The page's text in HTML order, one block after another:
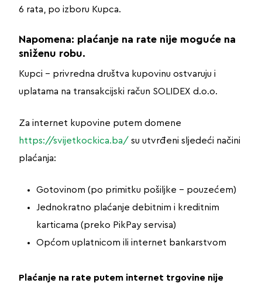
6 rata, po izboru Kupca.
Napomena: plaćanje na rate nije moguće na
sniženu robu.
Kupci – privredna društva kupovinu ostvaruju i
uplatama na transakcijski račun SOLIDEX d.o.o.
Za internet kupovine putem domene
https://svijetkockica.ba/ su utvrđeni sljedeći načini
plaćanja:
Gotovinom (po primitku pošiljke – pouzećem)
Jednokratno plaćanje debitnim i kreditnim
karticama (preko PikPay servisa)
Općom uplatnicom ili internet bankarstvom
Plaćanje na rate putem internet trgovine nije